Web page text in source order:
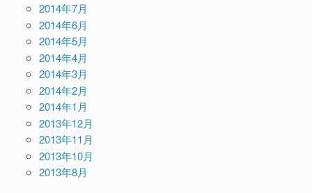
2014年7月
2014年6月
2014年5月
2014年4月
2014年3月
2014年2月
2014年1月
2013年12月
2013年11月
2013年10月
2013年8月